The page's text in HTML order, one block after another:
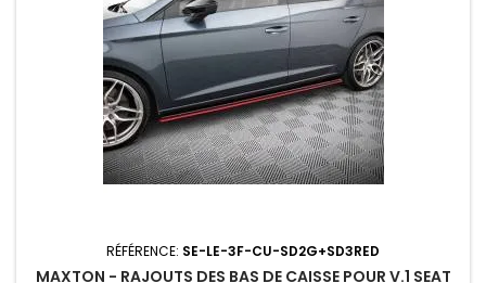
RÉFÉRENCE: SE-LE-3F-CU-SD2G+SD3RED
MAXTON - RAJOUTS DES BAS DE CAISSE POUR V.1 SEAT